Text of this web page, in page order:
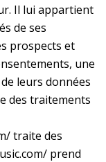
Il lui appartient
de ses
prospects et
une
leurs données
des traitements
traite des
prend